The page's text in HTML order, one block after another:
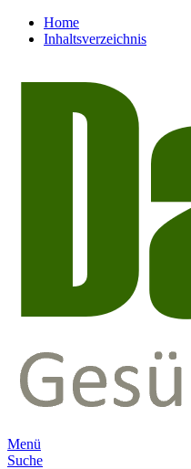
Home
Inhaltsverzeichnis
Menü
Suche